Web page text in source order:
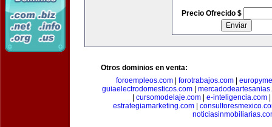
Precio Ofrecido $
Otros dominios en venta:
foroempleos.com
forotrabajos.com
guiaelectrodomesticos.com
cursomodelaje.com| e-inteligencia.com|
estrategiamarketing.com|